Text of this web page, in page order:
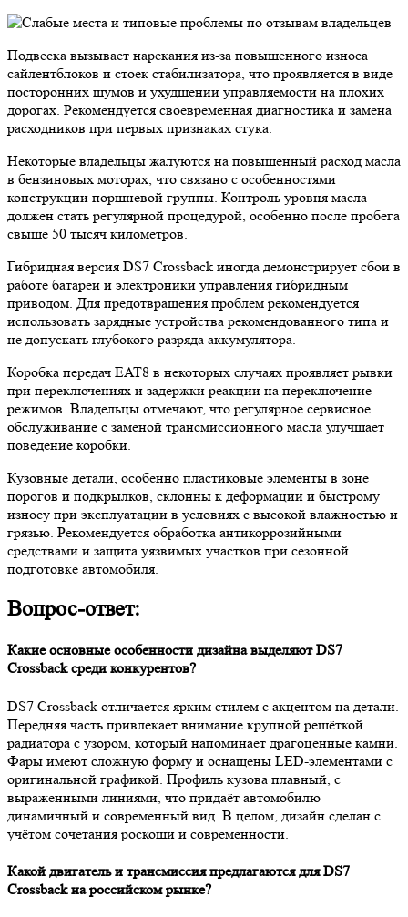
Подвеска вызывает нарекания из-за повышенного износа
сайлентблоков и стоек стабилизатора, что проявляется в виде
посторонних шумов и ухудшении управляемости на плохих
дорогах. Рекомендуется своевременная диагностика и замена
расходников при первых признаках стука.
Некоторые владельцы жалуются на повышенный расход масла
в бензиновых моторах, что связано с особенностями
конструкции поршневой группы. Контроль уровня масла
должен стать регулярной процедурой, особенно после пробега
свыше 50 тысяч километров.
Гибридная версия DS7 Crossback иногда демонстрирует сбои в
работе батареи и электроники управления гибридным
приводом. Для предотвращения проблем рекомендуется
использовать зарядные устройства рекомендованного типа и
не допускать глубокого разряда аккумулятора.
Коробка передач EAT8 в некоторых случаях проявляет рывки
при переключениях и задержки реакции на переключение
режимов. Владельцы отмечают, что регулярное сервисное
обслуживание с заменой трансмиссионного масла улучшает
поведение коробки.
Кузовные детали, особенно пластиковые элементы в зоне
порогов и подкрылков, склонны к деформации и быстрому
износу при эксплуатации в условиях с высокой влажностью и
грязью. Рекомендуется обработка антикоррозийными
средствами и защита уязвимых участков при сезонной
подготовке автомобиля.
Вопрос-ответ:
Какие основные особенности дизайна выделяют DS7
Crossback среди конкурентов?
DS7 Crossback отличается ярким стилем с акцентом на детали.
Передняя часть привлекает внимание крупной решёткой
радиатора с узором, который напоминает драгоценные камни.
Фары имеют сложную форму и оснащены LED-элементами с
оригинальной графикой. Профиль кузова плавный, с
выраженными линиями, что придаёт автомобилю
динамичный и современный вид. В целом, дизайн сделан с
учётом сочетания роскоши и современности.
Какой двигатель и трансмиссия предлагаются для DS7
Crossback на российском рынке?